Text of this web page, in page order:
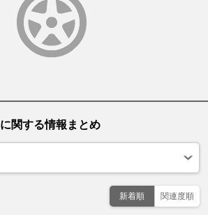
に関する情報まとめ
新着順 関連度順